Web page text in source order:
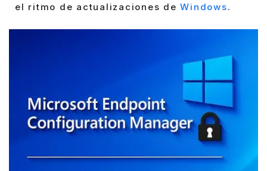
el ritmo de actualizaciones deWindows.